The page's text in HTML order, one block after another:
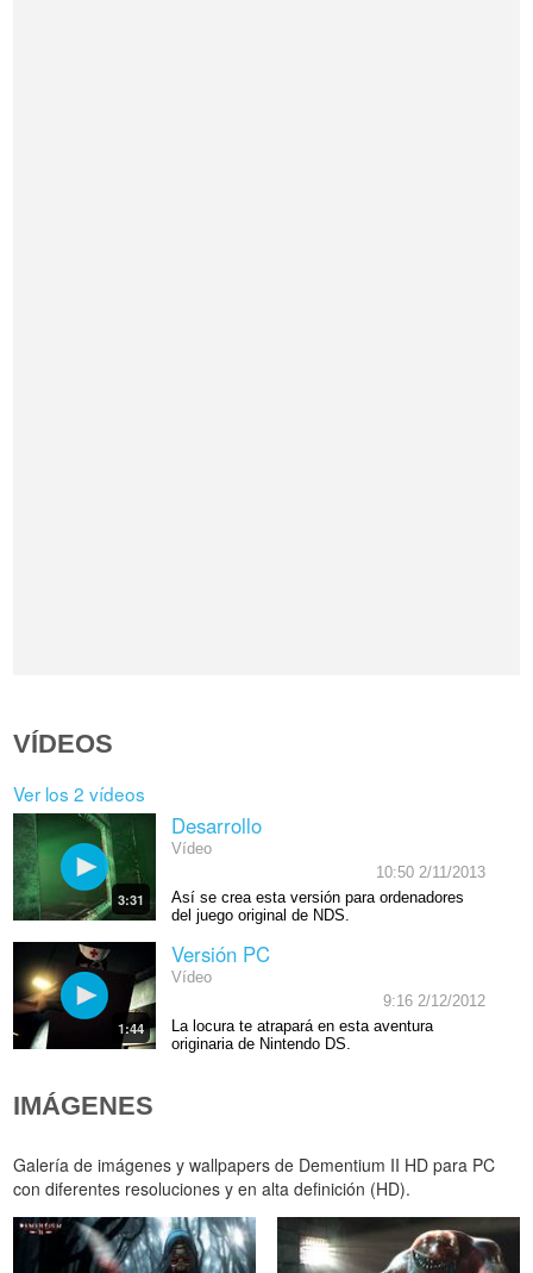
VÍDEOS
Ver los 2 vídeos
3:31
Desarrollo
Vídeo
10:50 2/11/2013
Así se crea esta versión para ordenadores
del juego original de NDS.
1:44
Versión PC
Vídeo
9:16 2/12/2012
La locura te atrapará en esta aventura
originaria de Nintendo DS.
IMÁGENES
Galería de imágenes y wallpapers de Dementium II HD para PC
con diferentes resoluciones y en alta definición (HD).